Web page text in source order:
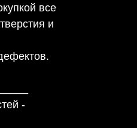
все
и
-